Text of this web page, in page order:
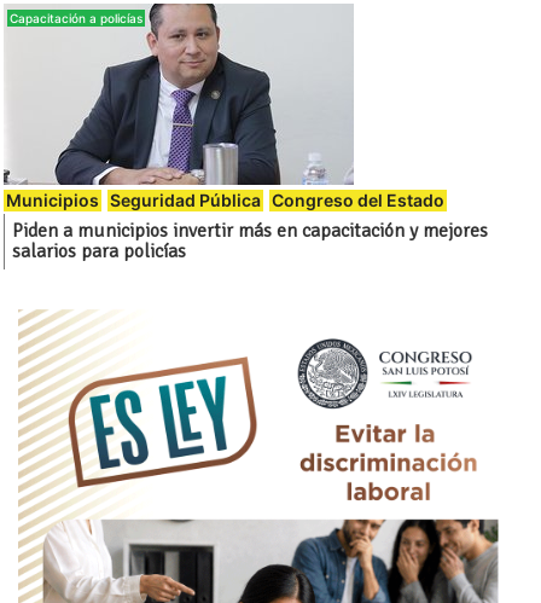
Capacitación a policías
Municipios Seguridad Pública Congreso del Estado
Piden a municipios invertir más en capacitación y mejores
salarios para policías